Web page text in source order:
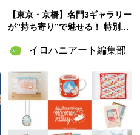
【東京・京橋】名門3ギャラリー
が”持ち寄り”で魅せる！ 特別企
SHI」Gallery & Bakery Tokyo
イロハニアート編集部